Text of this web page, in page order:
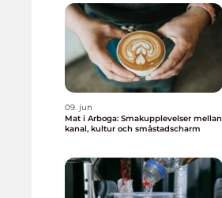
09. jun
Mat i Arboga: Smakupplevelser mellan
kanal, kultur och småstadscharm